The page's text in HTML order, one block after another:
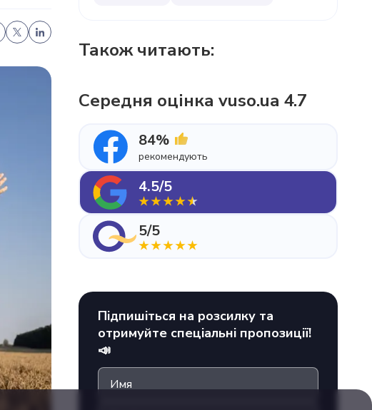
Також читають:
Середня оцінка vuso.ua 4.7
84%
рекомендують
4.5/5
5/5
Підпишіться на розсилку та
отримуйте спеціальні пропозиції!
📣